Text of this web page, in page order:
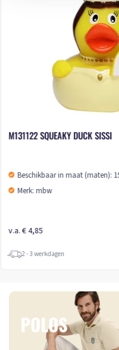
M131122 SQUEAKY DUCK SISSI
Beschikbaar in maat (maten):
Merk: mbw
v.a. € 4,85
2 - 3 werkdagen